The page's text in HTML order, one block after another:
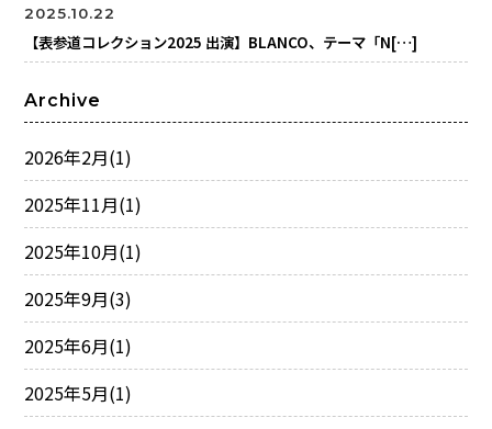
2025.10.22
【表参道コレクション2025 出演】BLANCO、テーマ「N[…]
Archive
2026年2月(1)
2025年11月(1)
2025年10月(1)
2025年9月(3)
2025年6月(1)
2025年5月(1)